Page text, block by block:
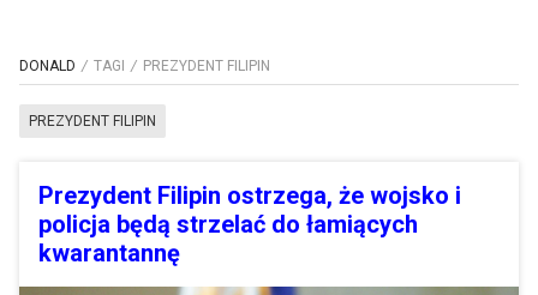
DONALD TAGI PREZYDENT FILIPIN
PREZYDENT FILIPIN
Prezydent Filipin ostrzega, że wojsko i
policja będą strzelać do łamiących
kwarantannę